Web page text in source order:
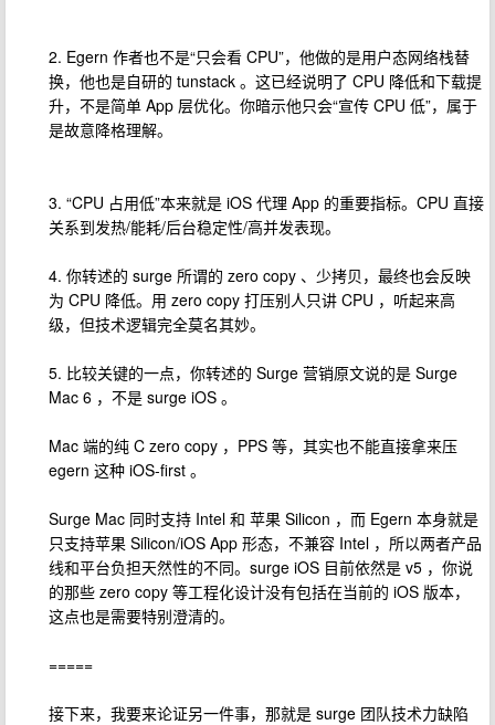
2. Egern 作者也不是“只会看 CPU”，他做的是用户态网络栈替
换，他也是自研的 tunstack 。这已经说明了 CPU 降低和下载提
升，不是简单 App 层优化。你暗示他只会“宣传 CPU 低”，属于
是故意降格理解。
3. “CPU 占用低”本来就是 iOS 代理 App 的重要指标。CPU 直接
关系到发热/能耗/后台稳定性/高并发表现。
4. 你转述的 surge 所谓的 zero copy 、少拷贝，最终也会反映
为 CPU 降低。用 zero copy 打压别人只讲 CPU ，听起来高
级，但技术逻辑完全莫名其妙。
5. 比较关键的一点，你转述的 Surge 营销原文说的是 Surge
Mac 6 ，不是 surge iOS 。
Mac 端的纯 C zero copy ，PPS 等，其实也不能直接拿来压
egern 这种 iOS-first 。
Surge Mac 同时支持 Intel 和 苹果 Silicon ，而 Egern 本身就是
只支持苹果 Silicon/iOS App 形态，不兼容 Intel ，所以两者产品
线和平台负担天然性的不同。surge iOS 目前依然是 v5 ，你说
的那些 zero copy 等工程化设计没有包括在当前的 iOS 版本，
这点也是需要特别澄清的。
=====
接下来，我要来论证另一件事，那就是 surge 团队技术力缺陷